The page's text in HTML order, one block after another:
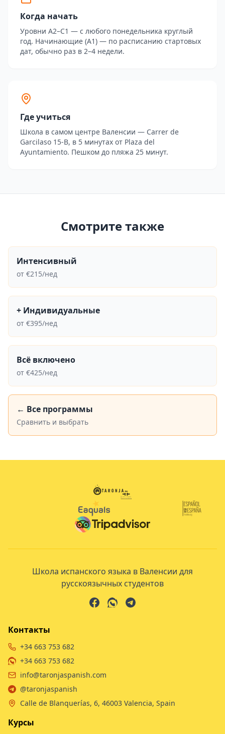
Когда начать
Уровни A2–C1 — с любого понедельника круглый
год. Начинающие (A1) — по расписанию стартовых
дат, обычно раз в 2–4 недели.
Где учиться
Школа в самом центре Валенсии — Carrer de
Garcilaso 15-B, в 5 минутах от Plaza del
Ayuntamiento. Пешком до пляжа 25 минут.
Смотрите также
Интенсивный
от €215/нед
+ Индивидуальные
от €395/нед
Всё включено
от €425/нед
← Все программы
Сравнить и выбрать
Школа испанского языка в Валенсии для
русскоязычных студентов
Контакты
+34 663 753 682
+34 663 753 682
info@taronjaspanish.com
@taronjaspanish
Calle de Blanquerías, 6, 46003 Valencia, Spain
Курсы